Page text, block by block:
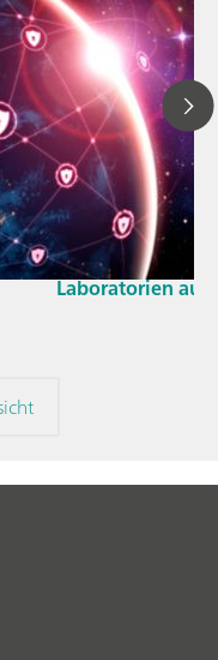
23. März 2026
Wie sich die
und der EU-
Laboratorien